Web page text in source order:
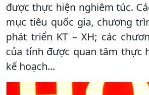
được thực hiện nghiêm túc.
mục tiêu quốc gia, chương
phát triển KT – XH; các
của tỉnh được quan tâm thực
kế hoạch...